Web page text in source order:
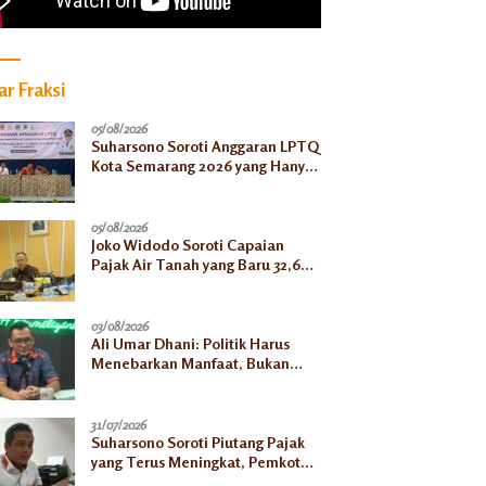
Fraksi
05/08/2026
Suharsono Soroti Anggaran LPTQ
Kota Semarang 2026 yang Hanya
05/08/2026
Joko Widodo Soroti Capaian
Pajak Air Tanah yang Baru 32,66
03/08/2026
Ali Umar Dhani: Politik Harus
Menebarkan Manfaat, Bukan
31/07/2026
Suharsono Soroti Piutang Pajak
yang Terus Meningkat, Pemkot